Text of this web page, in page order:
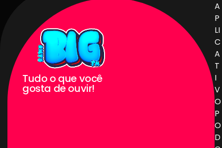
Tudo o que você
gosta de ouvir!
A
P
LI
C
A
T
I
V
O
P
O
D